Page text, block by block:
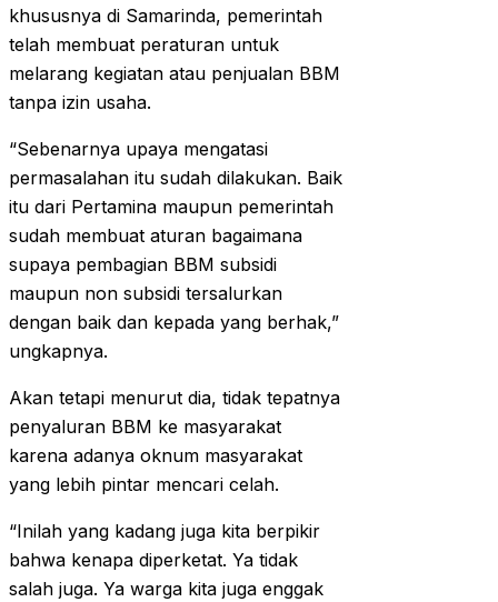
khususnya di Samarinda, pemerintah
telah membuat peraturan untuk
melarang kegiatan atau penjualan BBM
tanpa izin usaha.
“Sebenarnya upaya mengatasi
permasalahan itu sudah dilakukan. Baik
itu dari Pertamina maupun pemerintah
sudah membuat aturan bagaimana
supaya pembagian BBM subsidi
maupun non subsidi tersalurkan
dengan baik dan kepada yang berhak,”
ungkapnya.
Akan tetapi menurut dia, tidak tepatnya
penyaluran BBM ke masyarakat
karena adanya oknum masyarakat
yang lebih pintar mencari celah.
“Inilah yang kadang juga kita berpikir
bahwa kenapa diperketat. Ya tidak
salah juga. Ya warga kita juga enggak